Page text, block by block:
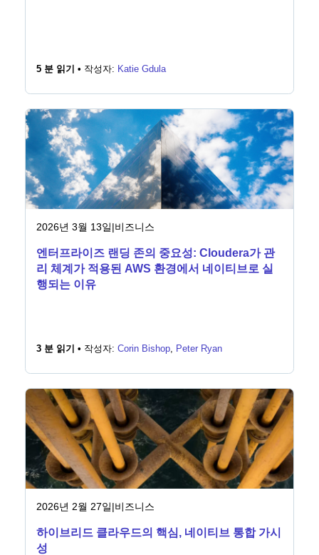
5 분 읽기 • 작성자: Katie Gdula
2026년 3월 13일|비즈니스
엔터프라이즈 랜딩 존의 중요성: Cloudera가 관
리 체계가 적용된 AWS 환경에서 네이티브로 실
행되는 이유
3 분 읽기 • 작성자: Corin Bishop, Peter Ryan
2026년 2월 27일|비즈니스
하이브리드 클라우드의 핵심, 네이티브 통합 가시
성